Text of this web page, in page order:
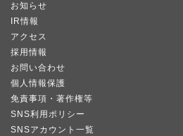
お知らせ
IR情報
アクセス
採用情報
お問い合わせ
個人情報保護
免責事項・著作権等
SNS利用ポリシー
SNSアカウント一覧